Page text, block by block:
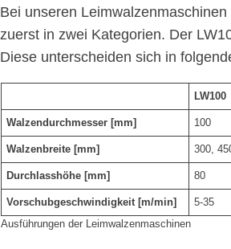
Bei unseren
zuerst in zwei Kategorien. Der
Diese unterscheiden sich in
LW100
Walzendurchmesser [mm] 100
Walzenbreite [mm] 300,
Durchlasshöhe [mm] 80
Vorschubgeschwindigkeit [m/min] 5-35
Ausführungen der Leimwalzenmaschinen